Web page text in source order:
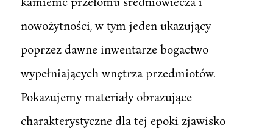
nowożytności, w tym jeden ukazujący
poprzez dawne inwentarze bogactwo
wypełniających wnętrza przedmiotów.
Pokazujemy materiały obrazujące
charakterystyczne dla tej epoki zjawisko